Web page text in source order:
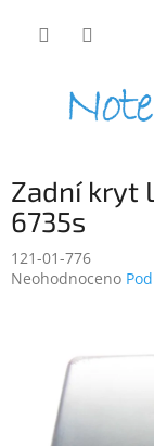
Zadní kryt
6735s
121-01-776
Průměrné
hvězdiček.
Neohodnoceno